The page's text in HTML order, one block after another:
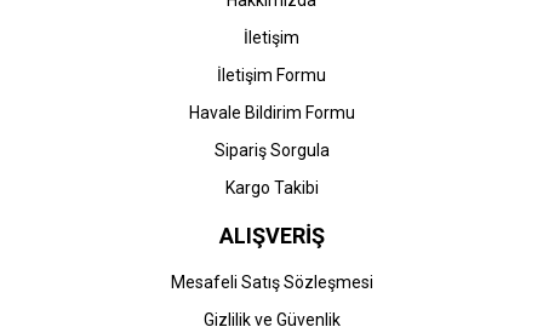
İletişim
İletişim Formu
Havale Bildirim Formu
Sipariş Sorgula
Kargo Takibi
ALIŞVERİŞ
Mesafeli Satış Sözleşmesi
Gizlilik ve Güvenlik